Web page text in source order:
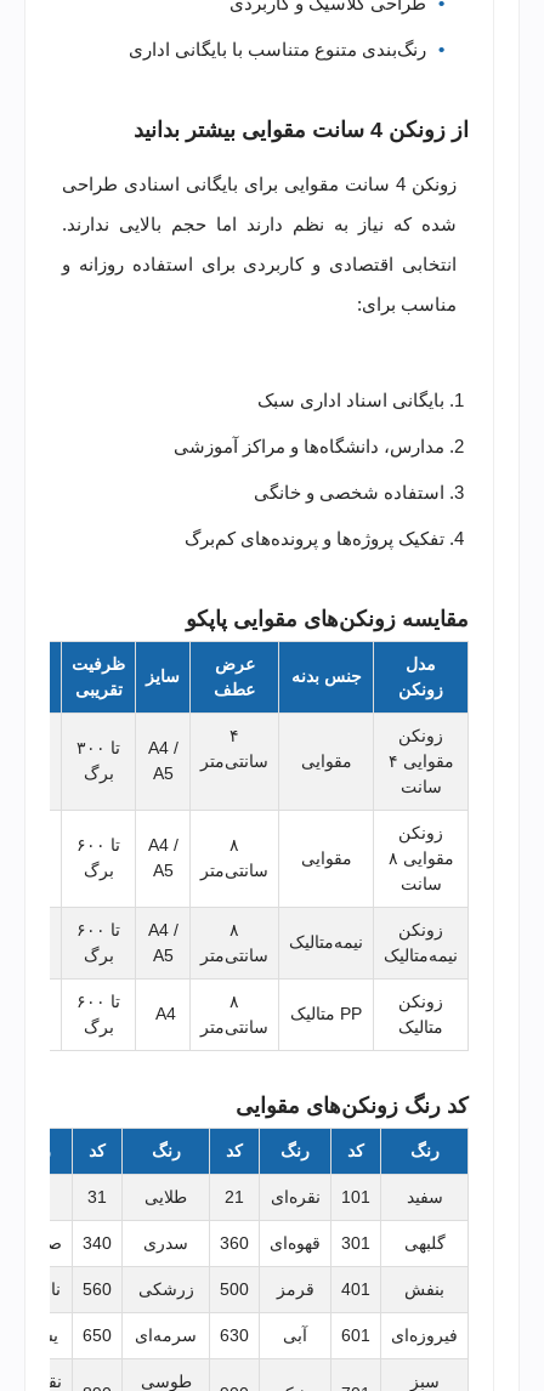
رنگ‌بندی متنوع متناسب با بایگانی اداری
از زونکن 4 سانت مقوایی بیشتر بدانید
زونکن 4 سانت مقوایی برای بایگانی اسنادی طراحی
شده که نیاز به نظم دارند اما حجم بالایی ندارند.
انتخابی اقتصادی و کاربردی برای استفاده روزانه و
مناسب برای:
بایگانی اسناد اداری سبک
مدارس، دانشگاه‌ها و مراکز آموزشی
استفاده شخصی و خانگی
تفکیک پروژه‌ها و پرونده‌های کم‌برگ
مقایسه زونکن‌های مقوایی پاپکو
مدل
زونکن
جنس بدنه
عرض
عطف
سایز
ظرفیت
تقریبی
زونکن
مقوایی ۴
سانت
مقوایی
۴
سانتی‌متر
A4 /
A5
تا ۳۰۰
برگ
زونکن
مقوایی ۸
سانت
مقوایی
۸
سانتی‌متر
A4 /
A5
تا ۶۰۰
برگ
زونکن
نیمه‌متالیک
نیمه‌متالیک
۸
سانتی‌متر
A4 /
A5
تا ۶۰۰
برگ
زونکن
متالیک
PP متالیک
۸
سانتی‌متر
A4
تا ۶۰۰
برگ
کد رنگ زونکن‌های مقوایی
رنگ کد رنگ کد رنگ کد رنگ
سفید 101 نقره‌ای 21 طلایی 31
گلبهی 301 قهوه‌ای 360 سدری 340 صورتی
بنفش 401 قرمز 500 زرشکی 560 نارنجی
فیروزه‌ای 601 آبی 630 سرمه‌ای 650 یشمی
سبز طوسی نقره‌ای